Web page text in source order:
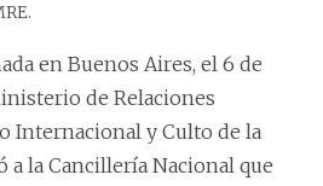
en Buenos Aires, el 6 de
de Relaciones
Internacional y Culto de la
la Cancillería Nacional que